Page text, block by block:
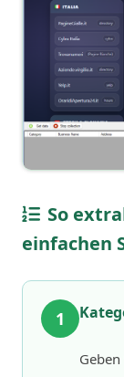
So
einfachen
1